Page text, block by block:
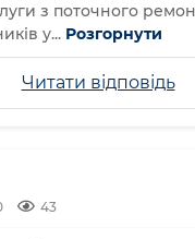
Читати відповідь
з поточного
у... Розгорнути
43